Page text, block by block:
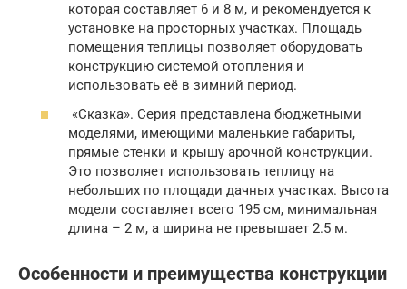
которая составляет 6 и 8 м, и рекомендуется к
установке на просторных участках. Площадь
помещения теплицы позволяет оборудовать
конструкцию системой отопления и
использовать её в зимний период.
«Сказка». Серия представлена бюджетными
моделями, имеющими маленькие габариты,
прямые стенки и крышу арочной конструкции.
Это позволяет использовать теплицу на
небольших по площади дачных участках. Высота
модели составляет всего 195 см, минимальная
длина – 2 м, а ширина не превышает 2.5 м.
Особенности и преимущества конструкции